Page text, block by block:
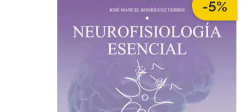
-5%